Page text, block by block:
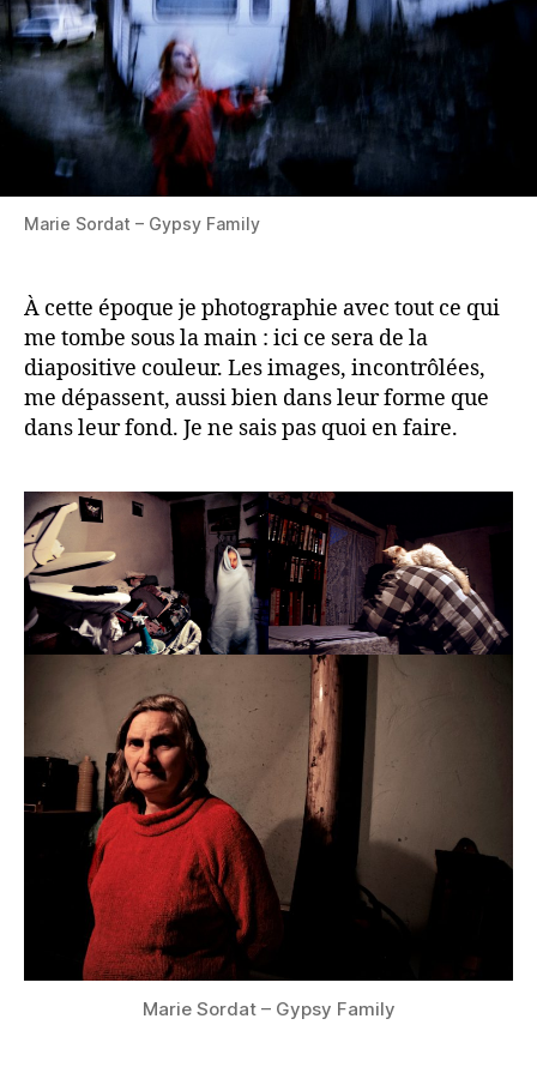
Marie Sordat – Gypsy Family
À cette époque je photographie avec tout ce qui
me tombe sous la main : ici ce sera de la
diapositive couleur. Les images, incontrôlées,
me dépassent, aussi bien dans leur forme que
dans leur fond. Je ne sais pas quoi en faire.
Marie Sordat – Gypsy Family